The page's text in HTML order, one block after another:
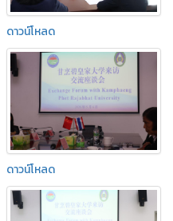
ดาวน์โหลด
ดาวน์โหลด